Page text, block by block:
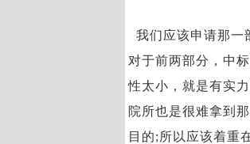
我们应该申请那一
对于前两部分，中
性太小，就是有实
院所也是很难拿到
目的;所以应该着重